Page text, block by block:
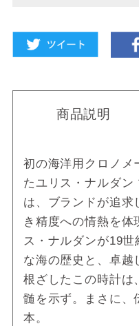
商品説明
初の海洋用クロノメ
たユリス・ナルダ
は、ブランドが追求
き精度への情熱を体
ス・ナルダンが19
な海の歴史と、卓越
根ざしたこの時計は
髄を示ず。まさに、
本。